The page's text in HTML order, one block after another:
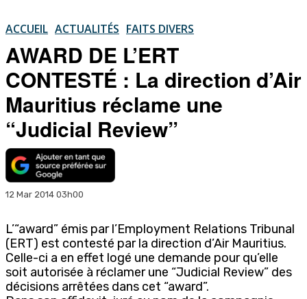
ACCUEIL ACTUALITÉS FAITS DIVERS
AWARD DE L’ERT
CONTESTÉ : La direction d’Air
Mauritius réclame une
“Judicial Review”
12 Mar 2014 03h00
L’“award” émis par l’Employment Relations Tribunal
(ERT) est contesté par la direction d’Air Mauritius.
Celle-ci a en effet logé une demande pour qu’elle
soit autorisée à réclamer une “Judicial Review” des
décisions arrêtées dans cet “award”.